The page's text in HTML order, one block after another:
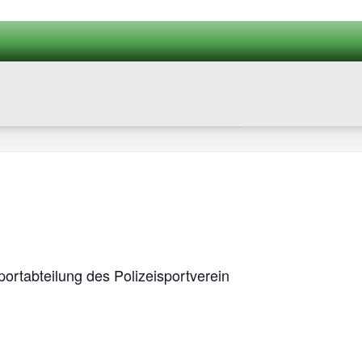
des Poli­zei­sport­ver­ein